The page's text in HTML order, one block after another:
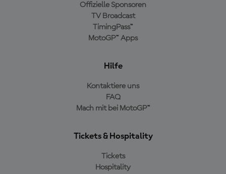
Offizielle Sponsoren
TV Broadcast
TimingPass™
MotoGP™ Apps
Hilfe
Kontaktiere uns
FAQ
Mach mit bei MotoGP™
Tickets & Hospitality
Tickets
Hospitality